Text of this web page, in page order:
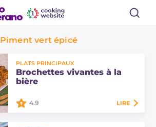
Piment vert épicé
PLATS PRINCIPAUX
Brochettes vivantes à la
bière
4.9 LIRE